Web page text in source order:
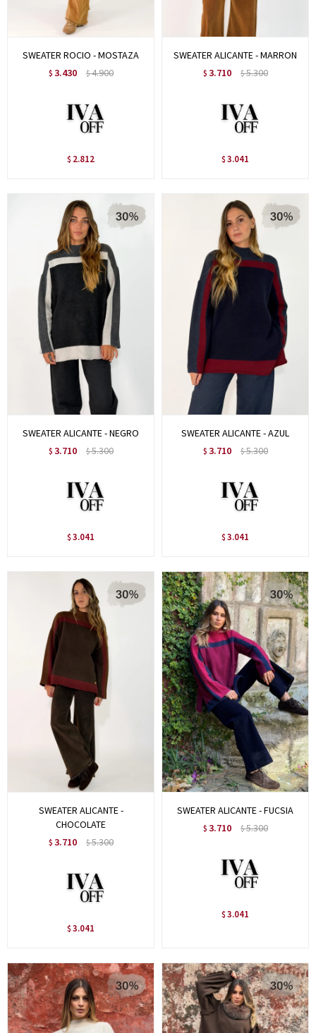
SWEATER ROCIO - MOSTAZA
$ 3.430 $4.900
$ 2.812
SWEATER ALICANTE - MARRON
$ 3.710 $5.300
$ 3.041
SWEATER ALICANTE - NEGRO
$ 3.710 $5.300
$ 3.041
SWEATER ALICANTE - AZUL
$ 3.710 $5.300
$ 3.041
SWEATER ALICANTE -
CHOCOLATE
$ 3.710 $5.300
$ 3.041
SWEATER ALICANTE - FUCSIA
$ 3.710 $5.300
$ 3.041